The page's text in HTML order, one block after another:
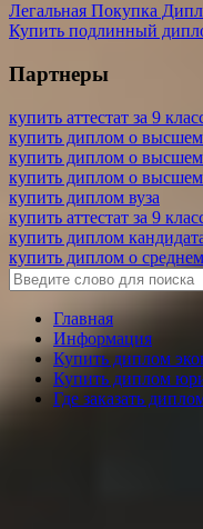
Легальная Покупка
Купить подлинный
Партнеры
купить аттестат за 9
купить диплом о высшем
купить диплом о высшем
купить диплом о высшем
купить диплом вуза
купить аттестат за 9
купить диплом
купить диплом о
Главная
Информация
Купить диплом
Купить диплом
Где заказать